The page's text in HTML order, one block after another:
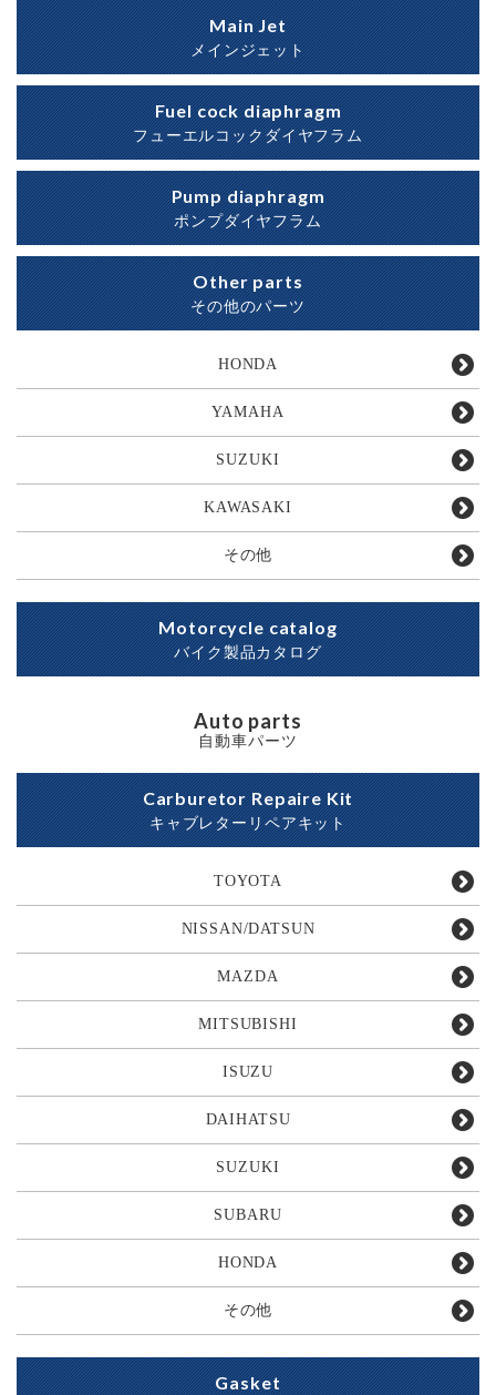
Main Jet
メインジェット
Fuel cock diaphragm
フューエルコックダイヤフラム
Pump diaphragm
ポンプダイヤフラム
Other parts
その他のパーツ
HONDA
YAMAHA
SUZUKI
KAWASAKI
その他
Motorcycle catalog
バイク製品カタログ
Auto parts
自動車パーツ
Carburetor Repaire Kit
キャブレターリペアキット
TOYOTA
NISSAN/DATSUN
MAZDA
MITSUBISHI
ISUZU
DAIHATSU
SUZUKI
SUBARU
HONDA
その他
Gasket